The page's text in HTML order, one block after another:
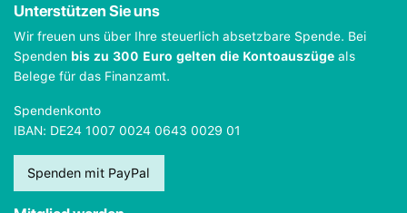
Unterstützen Sie uns
Wir freuen uns über Ihre steuerlich absetzbare Spende. Bei
Spenden bis zu 300 Euro gelten die Kontoauszüge als
Belege für das Finanzamt.
Spendenkonto
IBAN: DE24 1007 0024 0643 0029 01
Spenden mit PayPal